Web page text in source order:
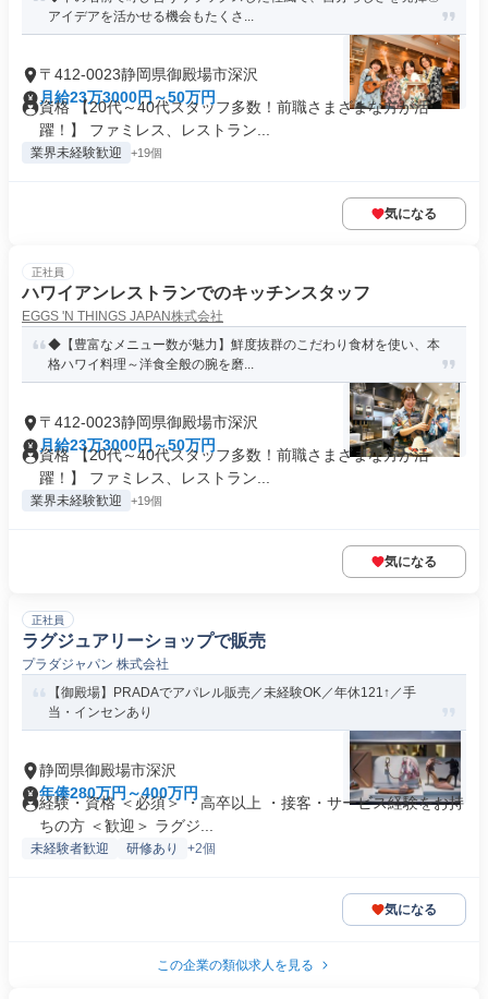
アイデアを活かせる機会もたくさ...
〒412-0023静岡県御殿場市深沢
月給23万3000円～50万円
資格 【20代～40代スタッフ多数！前職さまざまな方が活
躍！】 ファミレス、レストラン...
業界未経験歓迎 +19個
気になる
正社員
ハワイアンレストランでのキッチンスタッフ
EGGS 'N THINGS JAPAN株式会社
◆【豊富なメニュー数が魅力】鮮度抜群のこだわり食材を使い、本
格ハワイ料理～洋食全般の腕を磨...
〒412-0023静岡県御殿場市深沢
月給23万3000円～50万円
資格 【20代～40代スタッフ多数！前職さまざまな方が活
躍！】 ファミレス、レストラン...
業界未経験歓迎 +19個
気になる
正社員
ラグジュアリーショップで販売
プラダジャパン 株式会社
【御殿場】PRADAでアパレル販売／未経験OK／年休121↑／手
当・インセンあり
静岡県御殿場市深沢
年俸280万円～400万円
経験・資格 ＜必須＞ ・高卒以上 ・接客・サービス経験をお持
ちの方 ＜歓迎＞ ラグジ...
未経験者歓迎 研修あり +2個
気になる
この企業の類似求人を見る